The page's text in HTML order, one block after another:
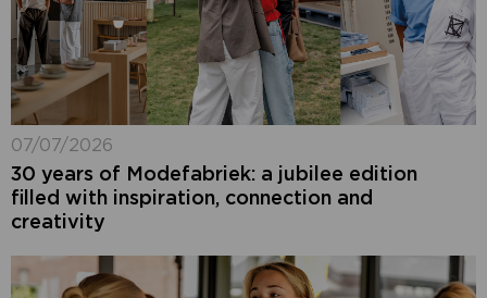
07/07/2026
30 years of Modefabriek: a jubilee edition
filled with inspiration, connection and
creativity